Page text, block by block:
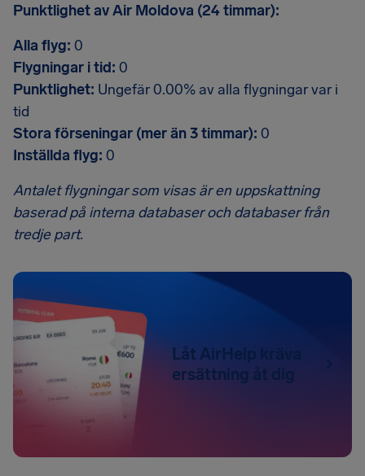
Punktlighet av Air Moldova (24 timmar):
Alla flyg: 0
Flygningar i tid: 0
Punktlighet: Ungefär 0.00% av alla flygningar var i
tid
Stora förseningar (mer än 3 timmar): 0
Inställda flyg: 0
Antalet flygningar som visas är en uppskattning
baserad på interna databaser och databaser från
tredje part.
Låt AirHelp kräva
ersättning åt dig